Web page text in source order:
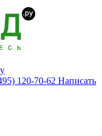
120-70-62 Написать